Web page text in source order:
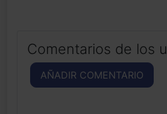
Comentarios de los
AÑADIR COMENTARIO